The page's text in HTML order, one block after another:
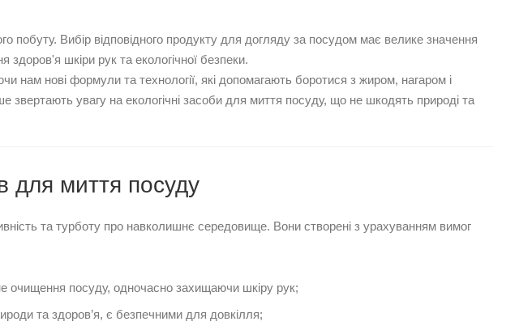
побуту. Вибір відповідного продукту для догляду за посудом має велике значення
шкіри рук та екологічної безпеки.
нам нові формули та технології, які допомагають боротися з жиром, нагаром і
звертають увагу на екологічні засоби для миття посуду, що не шкодять природі та
для миття посуду
та турботу про навколишнє середовище. Вони створені з урахуванням вимог
посуду, одночасно захищаючи шкіру рук;
та здоров’я, є безпечними для довкілля;